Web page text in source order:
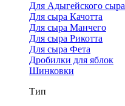
Для Адыгейского сыра
Для сыра Качотта
Для сыра Манчего
Для сыра Рикотта
Для сыра Фета
Дробилки для яблок
Шинковки
Тип